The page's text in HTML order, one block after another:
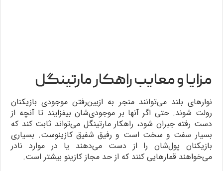
مزایا و معایب راهکار مارتینگل
نوارهای بلند می‌توانند منجر به ازبین‌رفتن موجودی بازیکنان
رولت شوند. حتی اگر آنها بر موجودی‌شان بیفزایند تا آنچه از
دست رفته جبران شود، راهکار مارتینگل می‌تواند ثابت کند که
بسیار سفت و سخت است و رفیق شفیق کازینوست. بسیاری
بازیکنان پول‌شان را از دست می‌دهند یا در موارد نادر
می‌خواهند قمارهایی کنند که از حد مجاز کازینو بیشتر است.